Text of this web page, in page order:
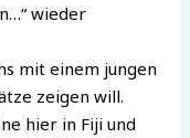
wieder
mit einem jungen
zeigen will.
hier in Fiji und